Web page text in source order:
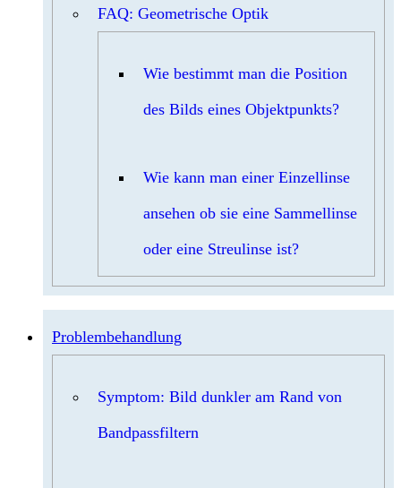
FAQ: Geometrische Optik
Wie bestimmt man die Position
des Bilds eines Objektpunkts?
Wie kann man einer Einzellinse
ansehen ob sie eine Sammellinse
oder eine Streulinse ist?
Problembehandlung
Symptom: Bild dunkler am Rand von
Bandpassfiltern